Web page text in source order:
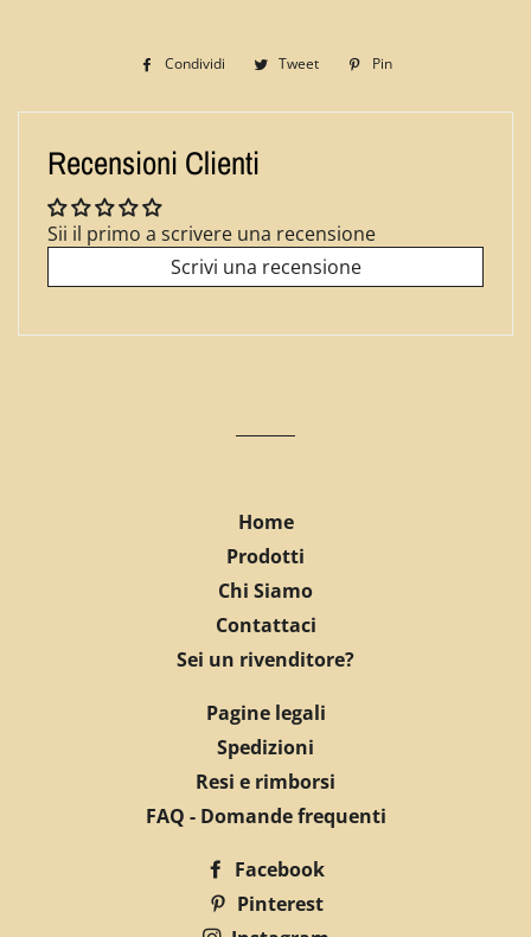
Condividi
Condividi
Facebook
Tweet
Twitta
Twitter
Pin
Pinterest
Recensioni Clienti
Sii il primo a scrivere una recensione
Scrivi una recensione
Home
Prodotti
Chi Siamo
Contattaci
Sei un rivenditore?
Pagine legali
Spedizioni
Resi e rimborsi
FAQ - Domande frequenti
Facebook
Pinterest